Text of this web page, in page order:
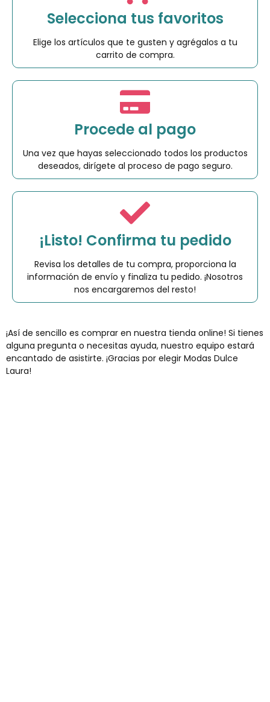
Selecciona tus favoritos
Elige los artículos que te gusten y agrégalos a tu
carrito de compra.
Procede al pago
Una vez que hayas seleccionado todos los productos
deseados, dirígete al proceso de pago seguro.
¡Listo! Confirma tu pedido
Revisa los detalles de tu compra, proporciona la
información de envío y finaliza tu pedido. ¡Nosotros
nos encargaremos del resto!
¡Así de sencillo es comprar en nuestra tienda online! Si tienes
alguna pregunta o necesitas ayuda, nuestro equipo estará
encantado de asistirte. ¡Gracias por elegir Modas Dulce
Laura!